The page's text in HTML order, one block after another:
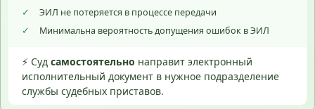
✓
ЭИЛ не потеряется в процессе передачи
✓
Минимальна вероятность допущения ошибок в ЭИЛ
⚡ Суд самостоятельно направит электронный
исполнительный документ в нужное подразделение
службы судебных приставов.